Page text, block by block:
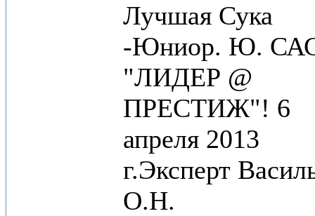
Лучшая Сука
-Юниор. Ю.
"ЛИДЕР @
ПРЕСТИЖ"! 6
апреля 2013
г.Эксперт
О.Н.